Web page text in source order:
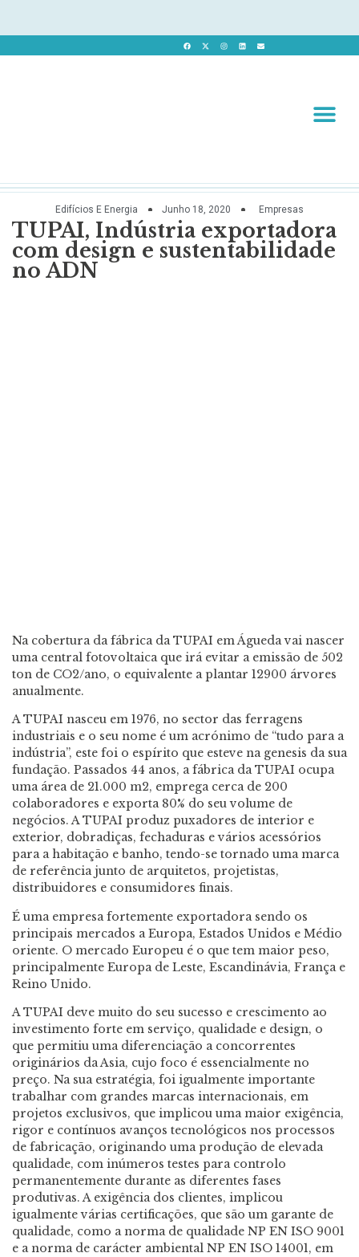
Edifícios E Energia Junho 18, 2020 Empresas
TUPAI, Indústria exportadora
com design e sustentabilidade
no ADN
Na cobertura da fábrica da TUPAI em Águeda vai nascer
uma central fotovoltaica que irá evitar a emissão de 502
ton de CO2/ano, o equivalente a plantar 12900 árvores
anualmente.
A TUPAI nasceu em 1976, no sector das ferragens
industriais e o seu nome é um acrónimo de “tudo para a
indústria”, este foi o espírito que esteve na genesis da sua
fundação. Passados 44 anos, a fábrica da TUPAI ocupa
uma área de 21.000 m2, emprega cerca de 200
colaboradores e exporta 80% do seu volume de
negócios. A TUPAI produz puxadores de interior e
exterior, dobradiças, fechaduras e vários acessórios
para a habitação e banho, tendo-se tornado uma marca
de referência junto de arquitetos, projetistas,
distribuidores e consumidores finais.
É uma empresa fortemente exportadora sendo os
principais mercados a Europa, Estados Unidos e Médio
oriente. O mercado Europeu é o que tem maior peso,
principalmente Europa de Leste, Escandinávia, França e
Reino Unido.
A TUPAI deve muito do seu sucesso e crescimento ao
investimento forte em serviço, qualidade e design, o
que permitiu uma diferenciação a concorrentes
originários da Asia, cujo foco é essencialmente no
preço. Na sua estratégia, foi igualmente importante
trabalhar com grandes marcas internacionais, em
projetos exclusivos, que implicou uma maior exigência,
rigor e contínuos avanços tecnológicos nos processos
de fabricação, originando uma produção de elevada
qualidade, com inúmeros testes para controlo
permanentemente durante as diferentes fases
produtivas. A exigência dos clientes, implicou
igualmente várias certificações, que são um garante de
qualidade, como a norma de qualidade NP EN ISO 9001
e a norma de carácter ambiental NP EN ISO 14001, em